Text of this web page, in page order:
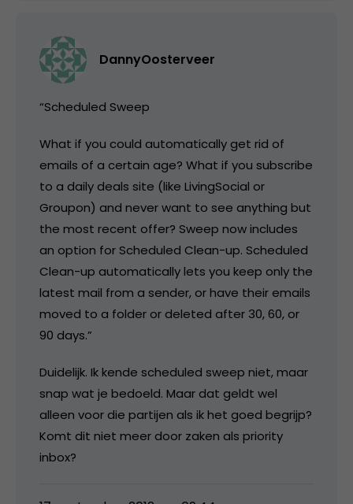
DannyOosterveer
“Scheduled Sweep
What if you could automatically get rid of
emails of a certain age? What if you subscribe
to a daily deals site (like LivingSocial or
Groupon) and never want to see anything but
the most recent offer? Sweep now includes
an option for Scheduled Clean-up. Scheduled
Clean-up automatically lets you keep only the
latest mail from a sender, or have their emails
moved to a folder or deleted after 30, 60, or
90 days.”
Duidelijk. Ik kende scheduled sweep niet, maar
snap wat je bedoeld. Maar dat geldt wel
alleen voor die partijen als ik het goed begrijp?
Komt dit niet meer door zaken als priority
inbox?